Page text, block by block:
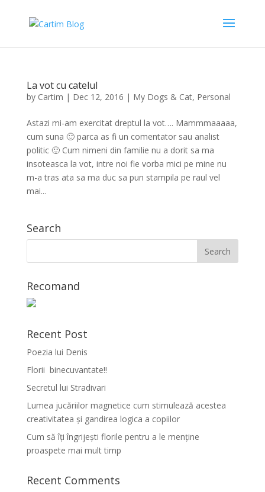
La vot cu catelul
by Cartim | Dec 12, 2016 | My Dogs & Cat, Personal
Astazi mi-am exercitat dreptul la vot…. Mammmaaaaa,
cum suna 🙂 parca as fi un comentator sau analist
politic 🙂 Cum nimeni din familie nu a dorit sa ma
insoteasca la vot, intre noi fie vorba mici pe mine nu
m-a tras ata sa ma duc sa pun stampila pe raul vel
mai...
Search
Recomand
Recent Post
Poezia lui Denis
Florii binecuvantate!!
Secretul lui Stradivari
Lumea jucăriilor magnetice cum stimulează acestea
creativitatea și gandirea logica a copiilor
Cum să îți îngrijești florile pentru a le menține
proaspete mai mult timp
Recent Comments